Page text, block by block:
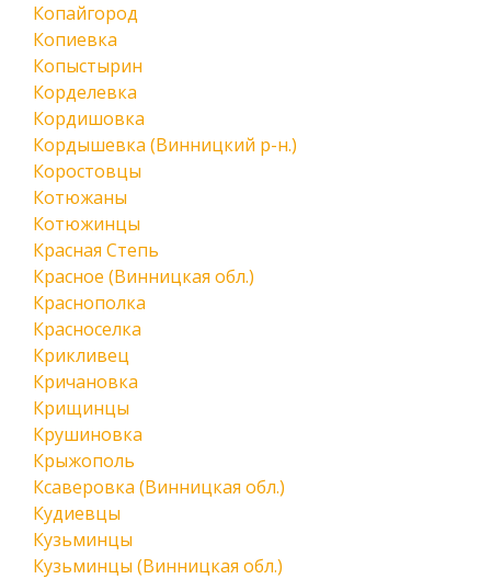
Копайгород
Копиевка
Копыстырин
Корделевка
Кордишовка
Кордышевка (Винницкий р-н.)
Коростовцы
Котюжаны
Котюжинцы
Красная Степь
Красное (Винницкая обл.)
Краснополка
Красноселка
Крикливец
Кричановка
Крищинцы
Крушиновка
Крыжополь
Ксаверовка (Винницкая обл.)
Кудиевцы
Кузьминцы
Кузьминцы (Винницкая обл.)